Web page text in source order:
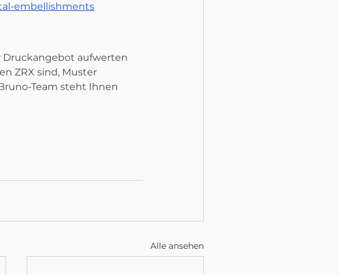
embellishments
Druckangebot aufwerten
ZRX sind, Muster
Team steht Ihnen
Alle ansehen